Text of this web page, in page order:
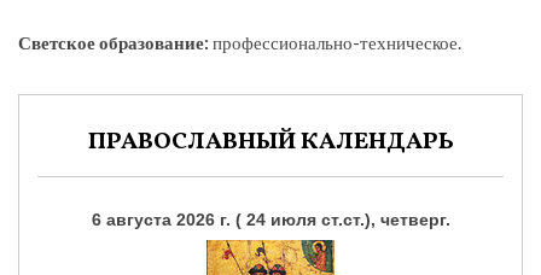
Светское образование: профессионально-техническое.
ПРАВОСЛАВНЫЙ КАЛЕНДАРЬ
6 августа 2026 г. ( 24 июля ст.ст.), четверг.